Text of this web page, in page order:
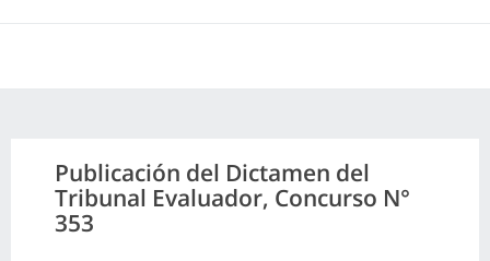
Publicación del Dictamen del
Tribunal Evaluador, Concurso N°
353